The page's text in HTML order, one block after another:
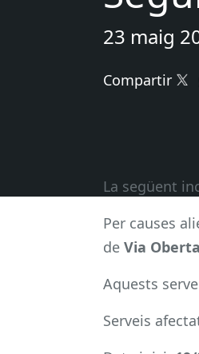
23 maig
Compartir
La següent
Per causes
de Via Oberta
Aquests
Serveis